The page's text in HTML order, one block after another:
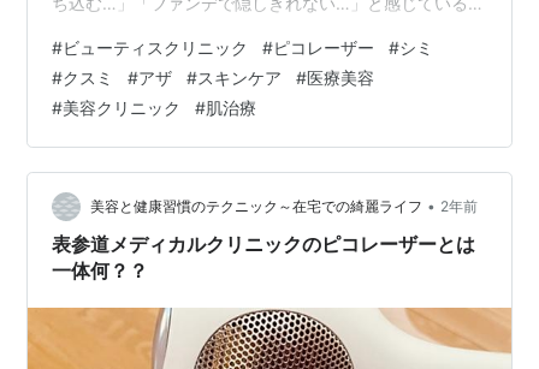
ど、もっと早く、しっかり効果を実感したい！そんな気
持ち、すごくよく分かります🥺 そこで今回ご紹介するの
が、大阪市内にある人気美容クリニック【ビューティス
クリニック】の最新美容治療「ピコレーザー」です。 ピ
コレーザーは、従来のレーザーよりも、短い照射時間で
シミを瞬時に砕き、肌への…
#ビューティスクリニック #ピコレーザー #シミ
#クスミ #アザ #スキンケア #医療美容
#美容クリニック #肌治療
美容と健康習慣のテクニック～在宅での綺麗ライフ • 2年前
表参道メディカルクリニックのピコレーザーとは
一体何？？